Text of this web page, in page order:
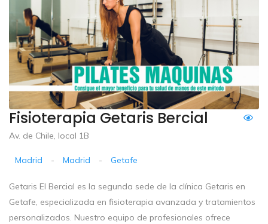
Fisioterapia Getaris Bercial
Av. de Chile, local 1B
Madrid - Madrid - Getafe
Getaris El Bercial es la segunda sede de la clínica Getaris en
Getafe, especializada en fisioterapia avanzada y tratamientos
personalizados. Nuestro equipo de profesionales ofrece